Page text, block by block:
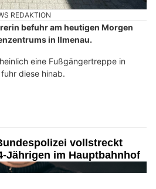
REDAKTION
befuhr am heutigen Morgen
in Ilmenau.
eine Fußgängertreppe in
diese hinab.
vollstreckt
Jährigen im Hauptbahnhof